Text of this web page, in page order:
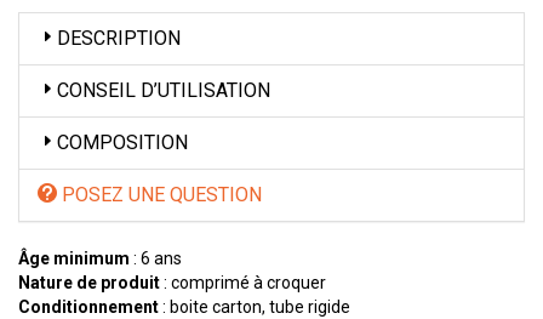
DESCRIPTION
CONSEIL D’UTILISATION
COMPOSITION
POSEZ UNE QUESTION
Âge minimum : 6 ans
Nature de produit: comprimé à croquer
Conditionnement: boite carton, tube rigide